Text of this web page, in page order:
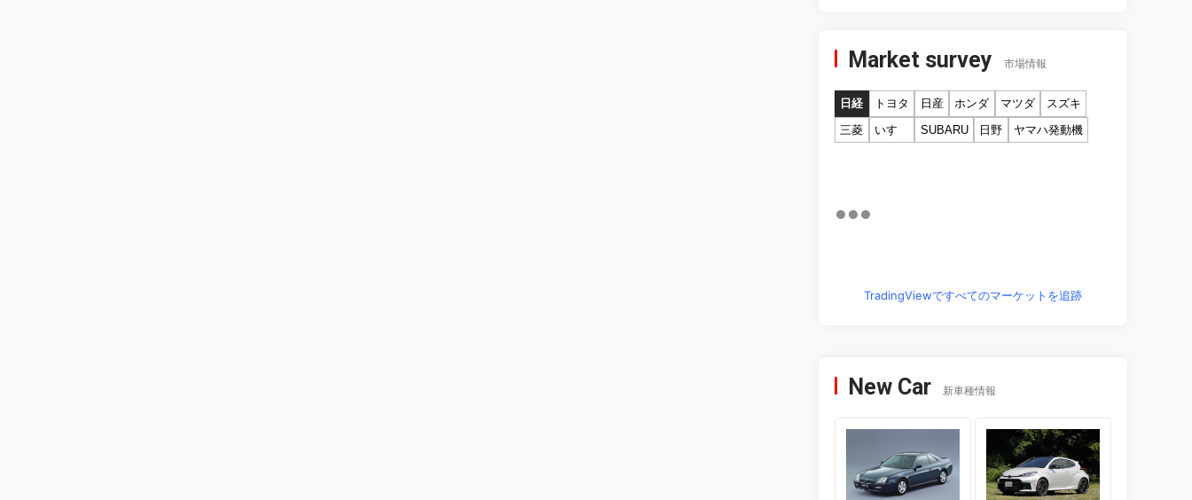
Market survey 市場情報
日経 トヨタ 日産 ホンダ マツダ
スズキ
三菱
いすゞ SUBARU 日野 ヤマハ発動機
TradingViewですべてのマーケットを追跡
New Car 新車種情報